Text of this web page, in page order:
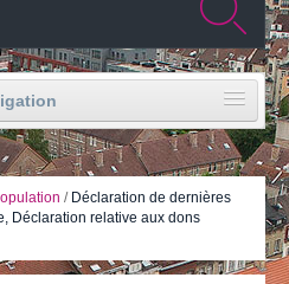
/ Déclaration de dernières
Déclaration relative aux dons